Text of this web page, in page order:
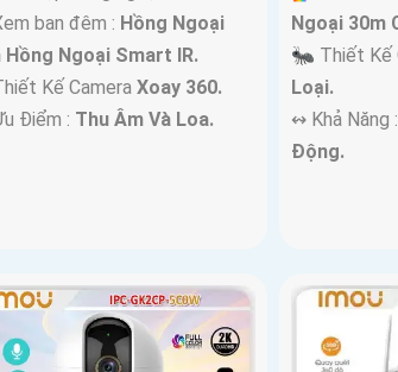
ban đêm : Hồng Ngoại
Hồng Ngoại Smart IR.
Kế Camera Xoay 360.
Điểm : Thu Âm Và Loa.
Ngoại 30m
🐜 Thiết Kế
Loại.
️↭ Khả Năng :
Động.